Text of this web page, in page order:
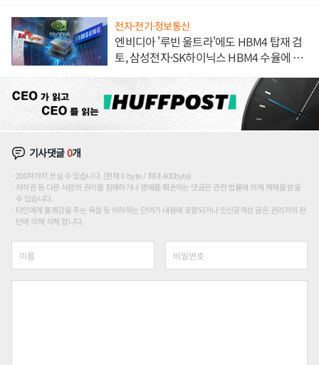
전자·전기·정보통신
엔비디아 '루빈 울트라'에도 HBM4 탑재 검
토, 삼성전자·SK하이닉스 HBM4 수율에 주
기사댓글0개
200자까지 쓰실 수 있습니다. (현재 0 byte / 최대 400byte)
저작권 등 다른 사람의 권리를 침해하거나 명예를 훼손하는 댓글은 관련 법률에 의해 제재를 받을
수 있습니다.
타인에게 불쾌감을 주는 욕설 등 비하하는 단어가 내용에 포함되거나 인신공격성 글은 관리자의 판
단에 의해 삭제 합니다.